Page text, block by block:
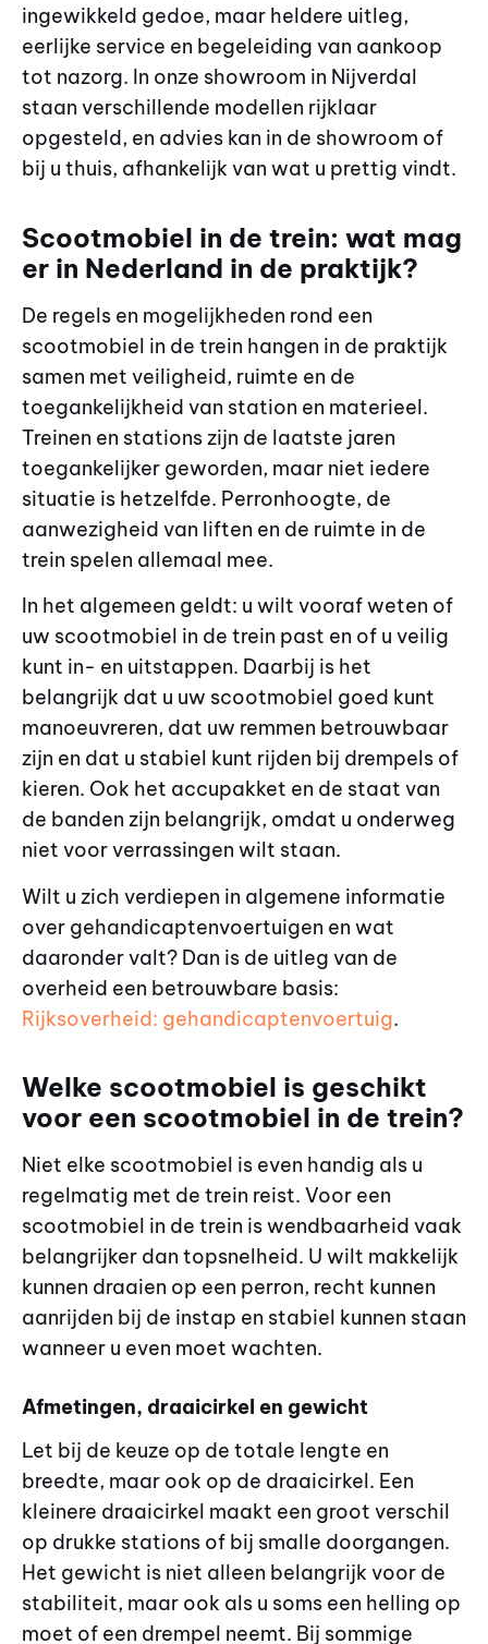
ingewikkeld gedoe, maar heldere uitleg,
eerlijke service en begeleiding van aankoop
tot nazorg. In onze showroom in Nijverdal
staan verschillende modellen rijklaar
opgesteld, en advies kan in de showroom of
bij u thuis, afhankelijk van wat u prettig vindt.
Scootmobiel in de trein: wat mag
er in Nederland in de praktijk?
De regels en mogelijkheden rond een
scootmobiel in de trein hangen in de praktijk
samen met veiligheid, ruimte en de
toegankelijkheid van station en materieel.
Treinen en stations zijn de laatste jaren
toegankelijker geworden, maar niet iedere
situatie is hetzelfde. Perronhoogte, de
aanwezigheid van liften en de ruimte in de
trein spelen allemaal mee.
In het algemeen geldt: u wilt vooraf weten of
uw scootmobiel in de trein past en of u veilig
kunt in- en uitstappen. Daarbij is het
belangrijk dat u uw scootmobiel goed kunt
manoeuvreren, dat uw remmen betrouwbaar
zijn en dat u stabiel kunt rijden bij drempels of
kieren. Ook het accupakket en de staat van
de banden zijn belangrijk, omdat u onderweg
niet voor verrassingen wilt staan.
Wilt u zich verdiepen in algemene informatie
over gehandicaptenvoertuigen en wat
daaronder valt? Dan is de uitleg van de
overheid een betrouwbare basis:
Rijksoverheid: gehandicaptenvoertuig.
Welke scootmobiel is geschikt
voor een scootmobiel in de trein?
Niet elke scootmobiel is even handig als u
regelmatig met de trein reist. Voor een
scootmobiel in de trein is wendbaarheid vaak
belangrijker dan topsnelheid. U wilt makkelijk
kunnen draaien op een perron, recht kunnen
aanrijden bij de instap en stabiel kunnen staan
wanneer u even moet wachten.
Afmetingen, draaicirkel en gewicht
Let bij de keuze op de totale lengte en
breedte, maar ook op de draaicirkel. Een
kleinere draaicirkel maakt een groot verschil
op drukke stations of bij smalle doorgangen.
Het gewicht is niet alleen belangrijk voor de
stabiliteit, maar ook als u soms een helling op
moet of een drempel neemt. Bij sommige